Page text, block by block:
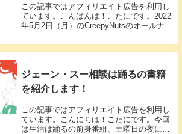
この記事ではアフィリエイト広告を利用し
ています。こんばんは！こたにです。2022
年5月2日（月）のCreepyNutsのオールナイ
ましたね。ラジオ好きを公言して、色々な
ラジオ番組にゲスト出演されてい...
ジェーン・スー相談は踊るの書籍
を紹介します！
この記事ではアフィリエイト広告を利用し
ています。こんにちは！こたにです。今回
は生活は踊るの前身番組、土曜日の夜に放